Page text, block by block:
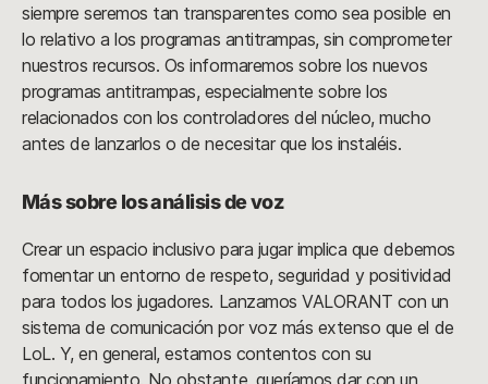
siempre seremos tan transparentes como sea posible en
lo relativo a los programas antitrampas, sin comprometer
nuestros recursos. Os informaremos sobre los nuevos
programas antitrampas, especialmente sobre los
relacionados con los controladores del núcleo, mucho
antes de lanzarlos o de necesitar que los instaléis.
Más sobre los análisis de voz
Crear un espacio inclusivo para jugar implica que debemos
fomentar un entorno de respeto, seguridad y positividad
para todos los jugadores. Lanzamos VALORANT con un
sistema de comunicación por voz más extenso que el de
LoL. Y, en general, estamos contentos con su